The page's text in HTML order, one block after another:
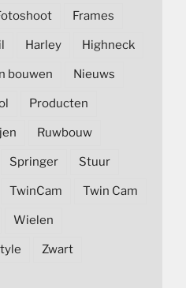
Frames
Harley Highneck
bouwen Nieuws
Producten
Ruwbouw
Springer Stuur
TwinCam Twin Cam
Wielen
Zwart